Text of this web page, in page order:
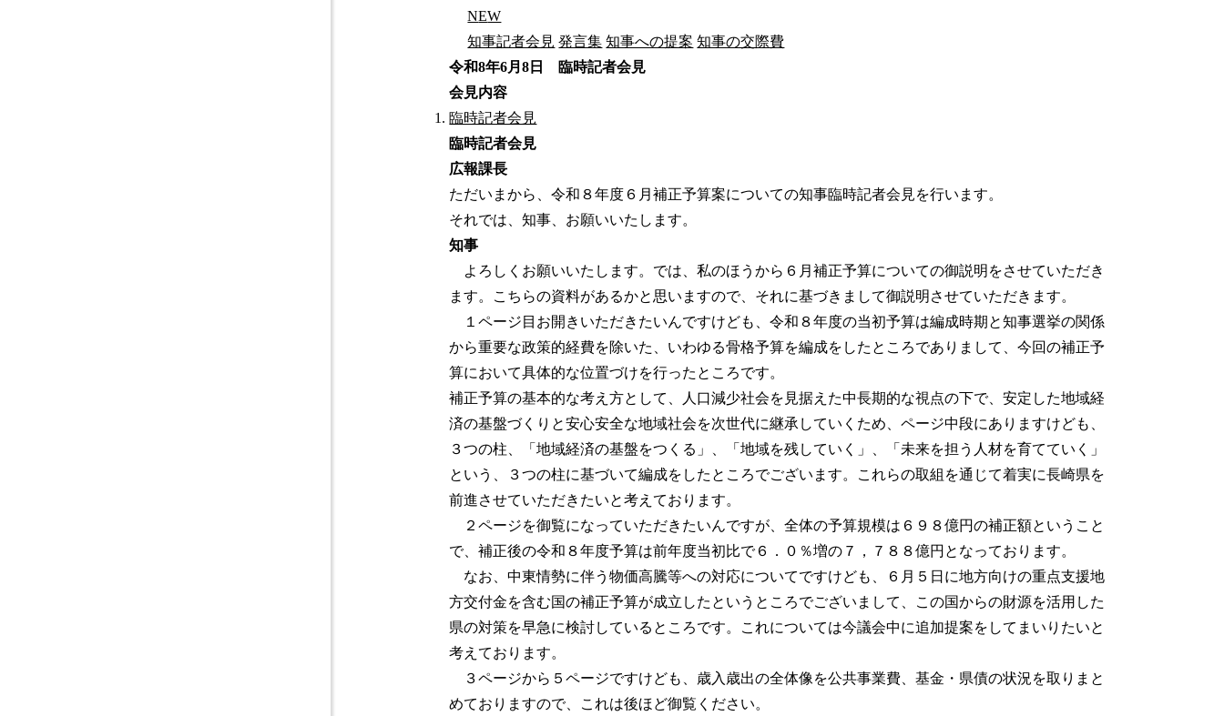
NEW
知事記者会見 発言集 知事への提案 知事の交際費
令和8年6月8日 臨時記者会見
会見内容
臨時記者会見
臨時記者会見
広報課長
ただいまから、令和８年度６月補正予算案についての知事臨時記者会見を行います。
それでは、知事、お願いいたします。
知事
よろしくお願いいたします。では、私のほうから６月補正予算についての御説明をさせていただき
ます。こちらの資料があるかと思いますので、それに基づきまして御説明させていただきます。
１ページ目お開きいただきたいんですけども、令和８年度の当初予算は編成時期と知事選挙の関係
から重要な政策的経費を除いた、いわゆる骨格予算を編成をしたところでありまして、今回の補正予
算において具体的な位置づけを行ったところです。
補正予算の基本的な考え方として、人口減少社会を見据えた中長期的な視点の下で、安定した地域経
済の基盤づくりと安心安全な地域社会を次世代に継承していくため、ページ中段にありますけども、
３つの柱、「地域経済の基盤をつくる」、「地域を残していく」、「未来を担う人材を育てていく」
という、３つの柱に基づいて編成をしたところでございます。これらの取組を通じて着実に長崎県を
前進させていただきたいと考えております。
２ページを御覧になっていただきたいんですが、全体の予算規模は６９８億円の補正額ということ
で、補正後の令和８年度予算は前年度当初比で６．０％増の７，７８８億円となっております。
なお、中東情勢に伴う物価高騰等への対応についてですけども、６月５日に地方向けの重点支援地
方交付金を含む国の補正予算が成立したというところでございまして、この国からの財源を活用した
県の対策を早急に検討しているところです。これについては今議会中に追加提案をしてまいりたいと
考えております。
３ページから５ページですけども、歳入歳出の全体像を公共事業費、基金・県債の状況を取りまと
めておりますので、これは後ほど御覧ください。